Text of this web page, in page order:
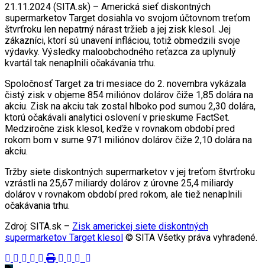
21.11.2024 (SITA.sk) – Americká sieť diskontných
supermarketov Target dosiahla vo svojom účtovnom treťom
štvrťroku len nepatrný nárast tržieb a jej zisk klesol. Jej
zákazníci, ktorí sú unavení infláciou, totiž obmedzili svoje
výdavky. Výsledky maloobchodného reťazca za uplynulý
kvartál tak nenaplnili očakávania trhu.
Spoločnosť Target za tri mesiace do 2. novembra vykázala
čistý zisk v objeme 854 miliónov dolárov čiže 1,85 dolára na
akciu. Zisk na akciu tak zostal hlboko pod sumou 2,30 dolára,
ktorú očakávali analytici oslovení v prieskume FactSet.
Medziročne zisk klesol, keďže v rovnakom období pred
rokom bom v sume 971 miliónov dolárov čiže 2,10 dolára na
akciu.
Tržby siete diskontných supermarketov v jej treťom štvrťroku
vzrástli na 25,67 miliardy dolárov z úrovne 25,4 miliardy
dolárov v rovnakom období pred rokom, ale tiež nenaplnili
očakávania trhu.
Zdroj: SITA.sk – Zisk americkej siete diskontných
supermarketov Target klesol © SITA Všetky práva vyhradené.